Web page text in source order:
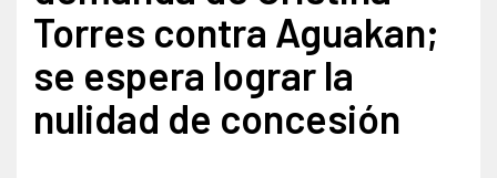
Torres contra Aguakan;
se espera lograr la
nulidad de concesión